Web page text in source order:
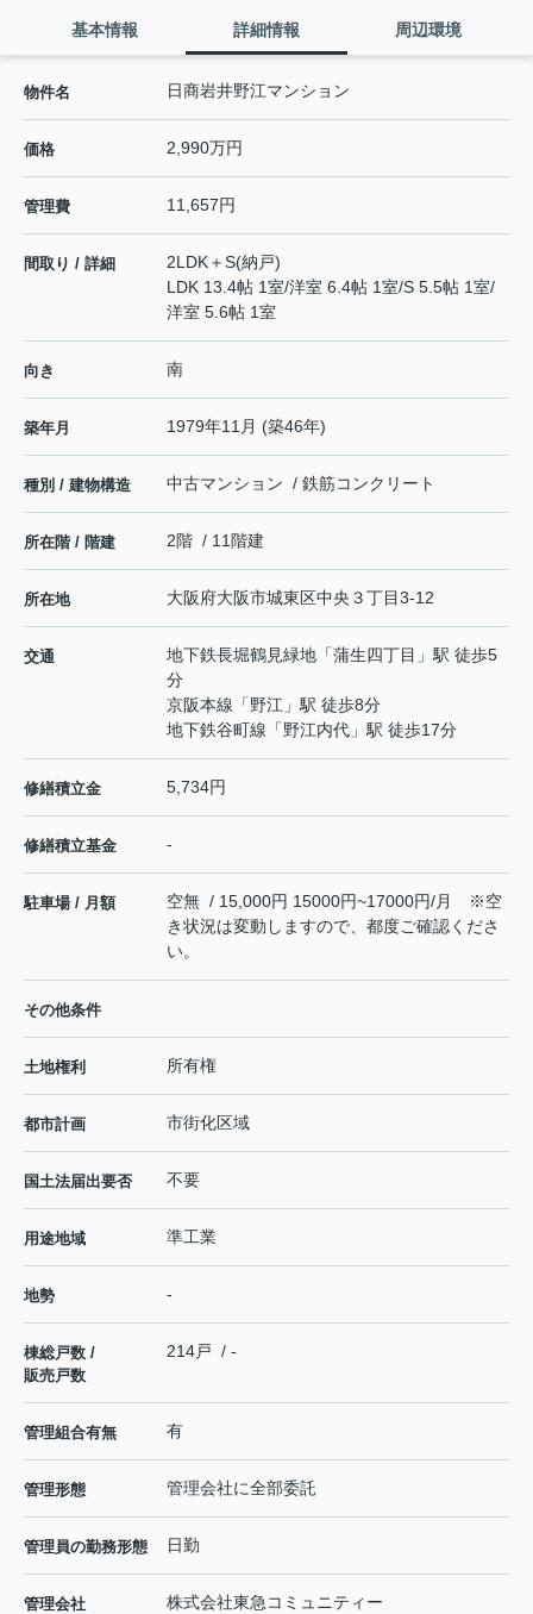
基本情報 詳細情報 周辺環境
物件名 日商岩井野江マンション
価格 2,990万円
管理費 11,657円
間取り / 詳細
2LDK＋S(納戸)
LDK 13.4帖 1室/洋室 6.4帖 1室/S 5.5帖 1室/
洋室 5.6帖 1室
向き 南
築年月 1979年11月 (築46年)
種別 / 建物構造 中古マンション / 鉄筋コンクリート
所在階 / 階建 2階 / 11階建
所在地 大阪府大阪市城東区中央 ３丁目3-12
交通 地下鉄長堀鶴見緑地 「蒲生四丁目 」駅 徒歩5
分
京阪本線 「野江 」駅 徒歩8分
地下鉄谷町線 「野江内代 」駅 徒歩17分
修繕積立金 5,734円
修繕積立基金 -
駐車場 / 月額
空無 / 15,000円 15000円~17000円/月 ※空
き状況は変動しますので、都度ご確認くださ
い。
その他条件
土地権利 所有権
都市計画 市街化区域
国土法届出要否 不要
用途地域 準工業
地勢 -
棟総戸数 /
販売戸数
214戸 / -
管理組合有無 有
管理形態 管理会社に全部委託
管理員の勤務形態 日勤
管理会社 株式会社東急コミュニティー